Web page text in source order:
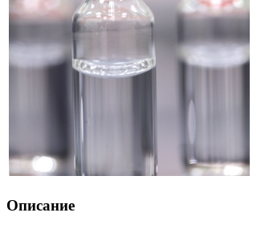
Описание